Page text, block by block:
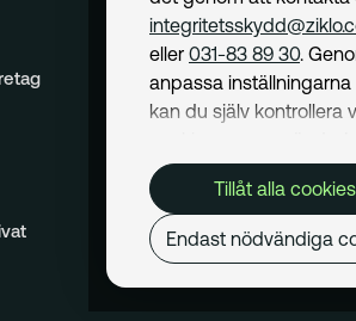
eller 031-83 89 30.
anpassa
kan du själv kontrollera
Cookiepolicykan du
om hur vi använder
och hur du kan undvika
Mer om behandling av
personuppgifter hittar
Tillåt alla cookies
Endast nödvändiga